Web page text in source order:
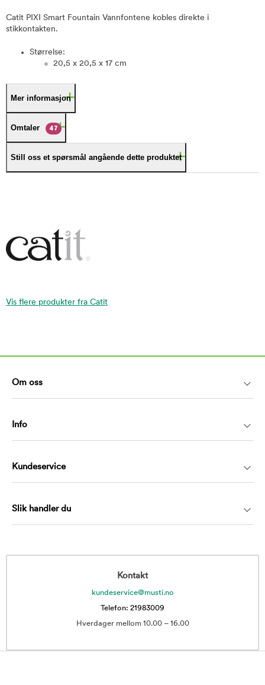
Catit PIXI Smart Fountain Vannfontene kobles direkte i
stikkontakten.
Størrelse:
20,5 x 20,5 x 17 cm
Mer informasjon
Omtaler 47
Still oss et spørsmål angående dette produktet
Vis flere produkter fra Catit
Om oss
Info
Kundeservice
Slik handler du
Kontakt
kundeservice@musti.no
Telefon: 21983009
Hverdager mellom 10.00 – 16.00